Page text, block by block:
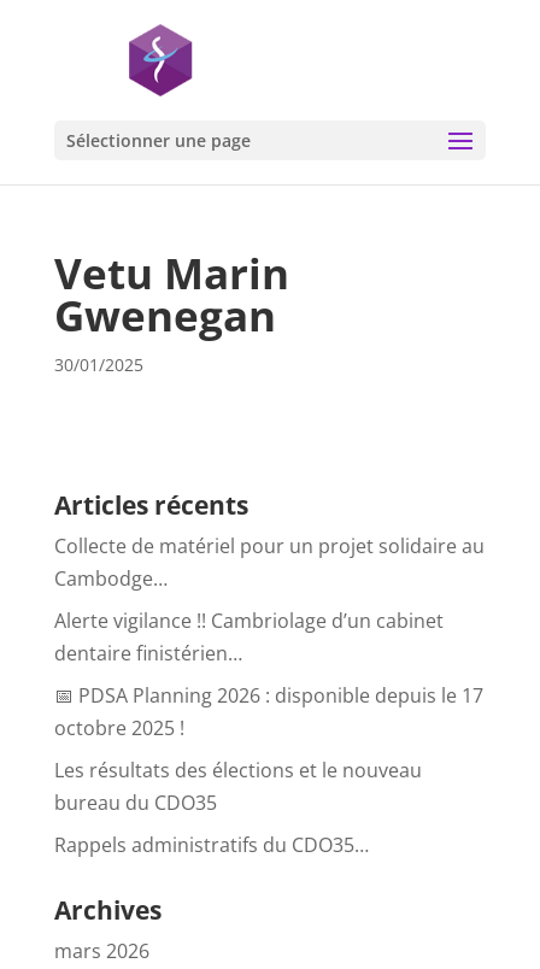
Sélectionner une page
Vetu Marin
Gwenegan
30/01/2025
Articles récents
Collecte de matériel pour un projet solidaire au
Cambodge…
Alerte vigilance !! Cambriolage d’un cabinet
dentaire finistérien…
📅 PDSA Planning 2026 : disponible depuis le 17
octobre 2025 !
Les résultats des élections et le nouveau
bureau du CDO35
Rappels administratifs du CDO35…
Archives
mars 2026